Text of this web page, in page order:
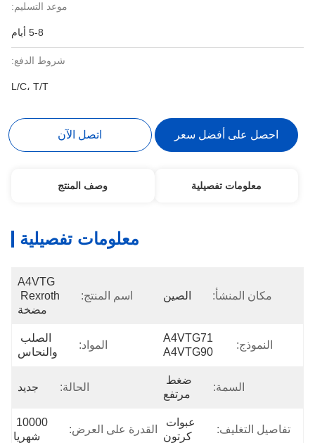
موعد التسليم:
5-8 أيام
شروط الدفع:
L/C، T/T
احصل على أفضل سعر اتصل الآن
معلومات تفصيلية وصف المنتج
معلومات تفصيلية
مكان المنشأ: الصين اسم المنتج:
A4VTG
Rexroth
مضخة
النموذج:
A4VTG71
A4VTG90
المواد:
الصلب
والنحاس
السمة:
ضغط
مرتفع
الحالة: جديد
تفاصيل التغليف:
عبوات
كرتون
القدرة على العرض:
10000
شهريا